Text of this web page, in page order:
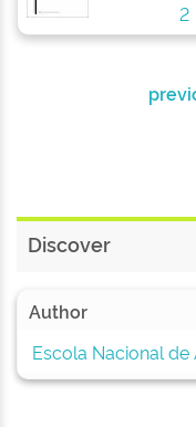
2
Discover
Author
Escola Nacional de